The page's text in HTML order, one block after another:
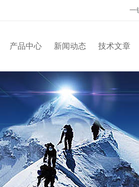
一
产品中心 新闻动态 技术文章